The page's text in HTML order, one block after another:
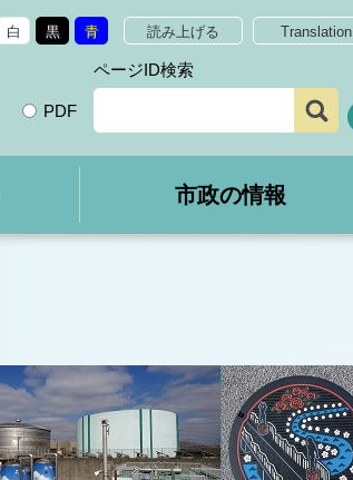
白 黒 青 読み上げる Translation
PDF
ページID検索
市政の情報